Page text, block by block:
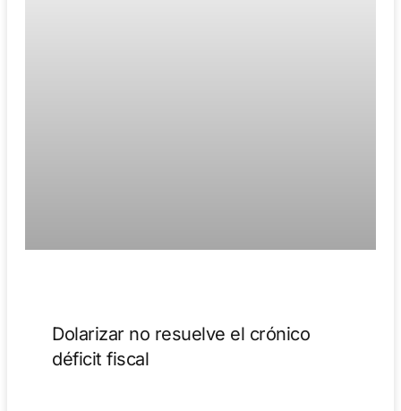
Dolarizar no resuelve el crónico
déficit fiscal